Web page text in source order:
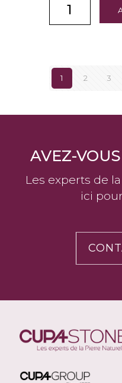
1 2 3
AVEZ-
Les experts de
ici